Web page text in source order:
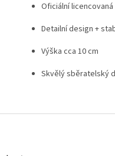
Oficiální
Detailní design +
Výška cca 10 cm
Skvělý sběratelský